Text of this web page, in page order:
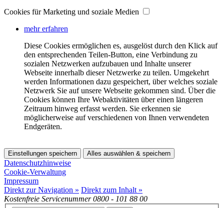
Cookies für Marketing und soziale Medien
mehr erfahren
Diese Cookies ermöglichen es, ausgelöst durch den Klick auf
den entsprechenden Teilen-Button, eine Verbindung zu
sozialen Netzwerken aufzubauen und Inhalte unserer
Webseite innerhalb dieser Netzwerke zu teilen. Umgekehrt
werden Informationen dazu gespeichert, über welches soziale
Netzwerk Sie auf unsere Webseite gekommen sind. Über die
Cookies können Ihre Webaktivitäten über einen längeren
Zeitraum hinweg erfasst werden. Sie erkennen sie
möglicherweise auf verschiedenen von Ihnen verwendeten
Endgeräten.
Einstellungen speichern Alles auswählen & speichern
Datenschutzhinweise
Cookie-Verwaltung
Impressum
Direkt zur Navigation » Direkt zum Inhalt »
Kostenfreie Servicenummer0800 - 101 88 00